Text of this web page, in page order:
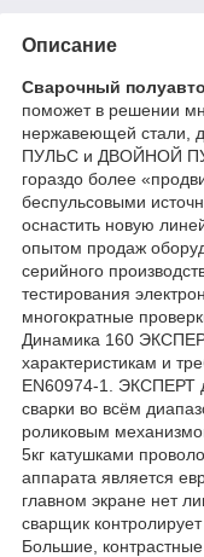
Описание
Сварочный
поможет в решении
нержавеющей стали,
ПУЛЬС и ДВОЙНОЙ
гораздо более
беспульсовыми
оснастить новую
опытом продаж
серийного
тестирования
многократные
Динамика 160
характеристикам и
EN60974-1. ЭКСПЕРТ
сварки во всём
роликовым
5кг катушками
аппарата является
главном экране нет
сварщик
Большие,